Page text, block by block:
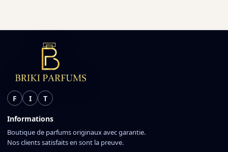
F I T
Informations
Boutique de parfums originaux avec garantie.
Nos clients satisfaits en sont la preuve.